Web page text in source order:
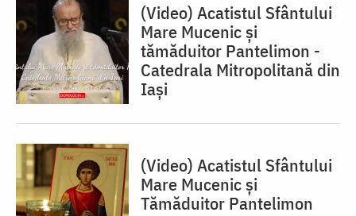
(Video) Acatistul Sfântului
Mare Mucenic și
tămăduitor Pantelimon -
Catedrala Mitropolitană din
Iași
(Video) Acatistul Sfântului
Mare Mucenic și
Tămăduitor Pantelimon